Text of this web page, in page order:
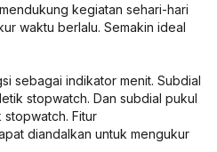
kegiatan sehari-hari
waktu berlalu. Semakin ideal
sebagai indikator menit. Subdial
stopwatch. Dan subdial pukul
stopwatch. Fitur
diandalkan untuk mengukur